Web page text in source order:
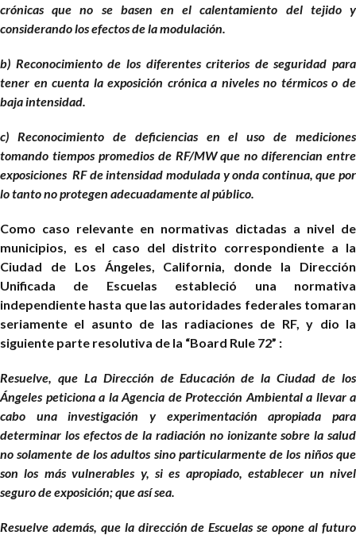
crónicas que no se basen en el calentamiento del tejido y
considerando los efectos de la modulación.
b) Reconocimiento de los diferentes criterios de seguridad para
tener en cuenta la exposición crónica a niveles no térmicos o de
baja intensidad.
c) Reconocimiento de deficiencias en el uso de mediciones
tomando tiempos promedios de RF/MW que no diferencian entre
exposiciones RF de intensidad modulada y onda continua, que por
lo tanto no protegen adecuadamente al público.
Como caso relevante en normativas dictadas a nivel de
municipios, es el caso del distrito correspondiente a la
Ciudad de Los Ángeles, California, donde la Dirección
Unificada de Escuelas estableció una normativa
independiente hasta que las autoridades federales tomaran
seriamente el asunto de las radiaciones de RF, y dio la
siguiente parte resolutiva de la “Board Rule 72” :
Resuelve, que La Dirección de Educación de la Ciudad de los
Ángeles peticiona a la Agencia de Protección Ambiental a llevar a
cabo una investigación y experimentación apropiada para
determinar los efectos de la radiación no ionizante sobre la salud
no solamente de los adultos sino particularmente de los niños que
son los más vulnerables y, si es apropiado, establecer un nivel
seguro de exposición; que así sea.
Resuelve además, que la dirección de Escuelas se opone al futuro